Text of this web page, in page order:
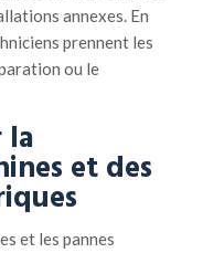
annexes. En
prennent les
ou le
la
et des
et les pannes